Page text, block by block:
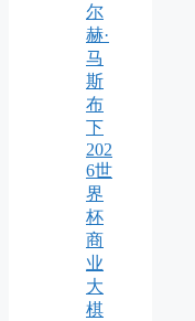
尔
赫·
马
斯
布
下
202
6世
界
杯
商
业
大
棋